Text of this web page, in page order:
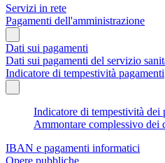
Servizi in rete
Pagamenti dell'amministrazione
Dati sui pagamenti
Dati sui pagamenti del servizio
Indicatore di tempestività pagamenti
Indicatore di tempestività dei
Ammontare complessivo dei
IBAN e pagamenti informatici
Opere pubbliche